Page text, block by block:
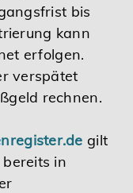
bis
kann
erfolgen.
verspätet
rechnen.
gilt
in